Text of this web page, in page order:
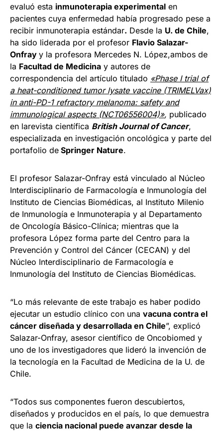
evaluó esta inmunoterapia experimental en
pacientes cuya enfermedad había progresado pese a
recibir inmunoterapia estándar. Desde la U. de Chile,
ha sido liderada por el profesor Flavio Salazar-
Onfray y la profesora Mercedes N. López,ambos de
la Facultad de Medicina y autores de
correspondencia del artículo titulado «Phase I trial of
a heat-conditioned tumor lysate vaccine (TRIMELVax)
in anti-PD-1 refractory melanoma: safety and
immunological aspects (NCT06556004)», publicado
en larevista científica British Journal of Cancer,
especializada en investigación oncológica y parte del
portafolio de Springer Nature.
El profesor Salazar-Onfray está vinculado al Núcleo
Interdisciplinario de Farmacología e Inmunología del
Instituto de Ciencias Biomédicas, al Instituto Milenio
de Inmunología e Inmunoterapia y al Departamento
de Oncología Básico-Clínica; mientras que la
profesora López forma parte del Centro para la
Prevención y Control del Cáncer (CECAN) y del
Núcleo Interdisciplinario de Farmacología e
Inmunología del Instituto de Ciencias Biomédicas.
“Lo más relevante de este trabajo es haber podido
ejecutar un estudio clínico con una vacuna contra el
cáncer diseñada y desarrollada en Chile”, explicó
Salazar-Onfray, asesor científico de Oncobiomed y
uno de los investigadores que lideró la invención de
la tecnología en la Facultad de Medicina de la U. de
Chile.
“Todos sus componentes fueron descubiertos,
diseñados y producidos en el país, lo que demuestra
que la ciencia nacional puede avanzar desde la